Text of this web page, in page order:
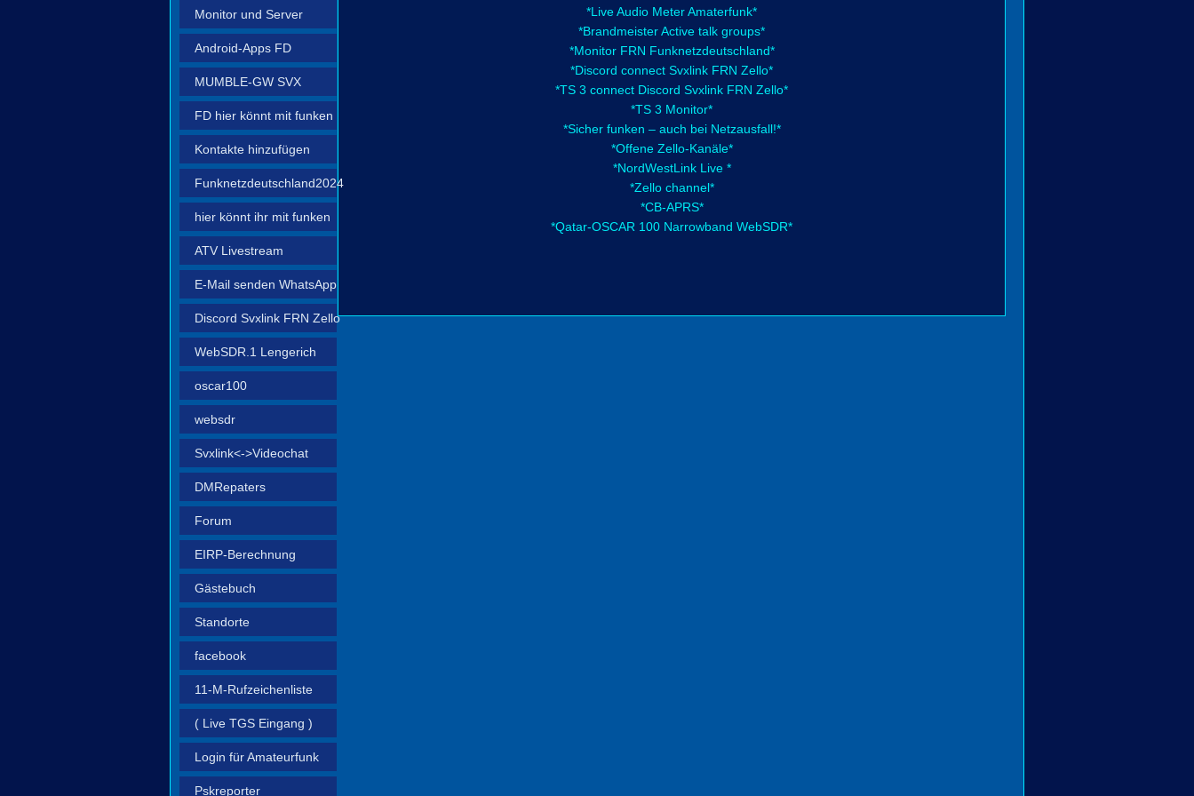
Monitor und Server
Android-Apps FD
MUMBLE-GW SVX
FD hier könnt mit funken
Kontakte hinzufügen
Funknetzdeutschland2024
hier könnt ihr mit funken
ATV Livestream
E-Mail senden WhatsApp
Discord Svxlink FRN Zello
WebSDR.1 Lengerich
oscar100
websdr
Svxlink<->Videochat
DMRepaters
Forum
EIRP-Berechnung
Gästebuch
Standorte
facebook
11‑M‑Rufzeichenliste
( Live TGS Eingang )
Login für Amateurfunk
Pskreporter
*Live Audio Meter Amaterfunk*
*Brandmeister Active talk groups*
*Monitor FRN Funknetzdeutschland*
*Discord connect Svxlink FRN Zello*
*TS 3 connect Discord Svxlink FRN Zello*
*TS 3 Monitor*
*Sicher funken – auch bei Netzausfall!*
*Offene Zello-Kanäle*
*NordWestLink Live *
*Zello channel*
*CB-APRS*
*Qatar-OSCAR 100 Narrowband WebSDR*